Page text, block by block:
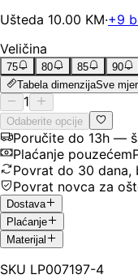
Ušteda 10.00 KM·+9
Veličina
75 80 85
90
Tabela dimenzijaSve
1
Odaberite opcije
Poručite do 13h —
Plaćanje pouzećem
Povrat do 30 dana,
Povrat novca za
Dostava
Plaćanje
Materijal
SKU LP007197-4